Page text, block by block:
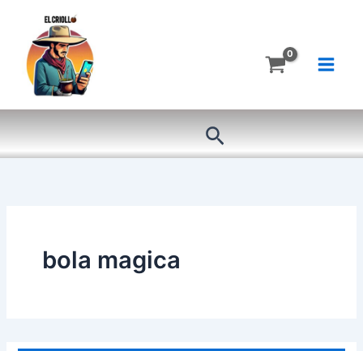
contenido
Buscar
bola magica